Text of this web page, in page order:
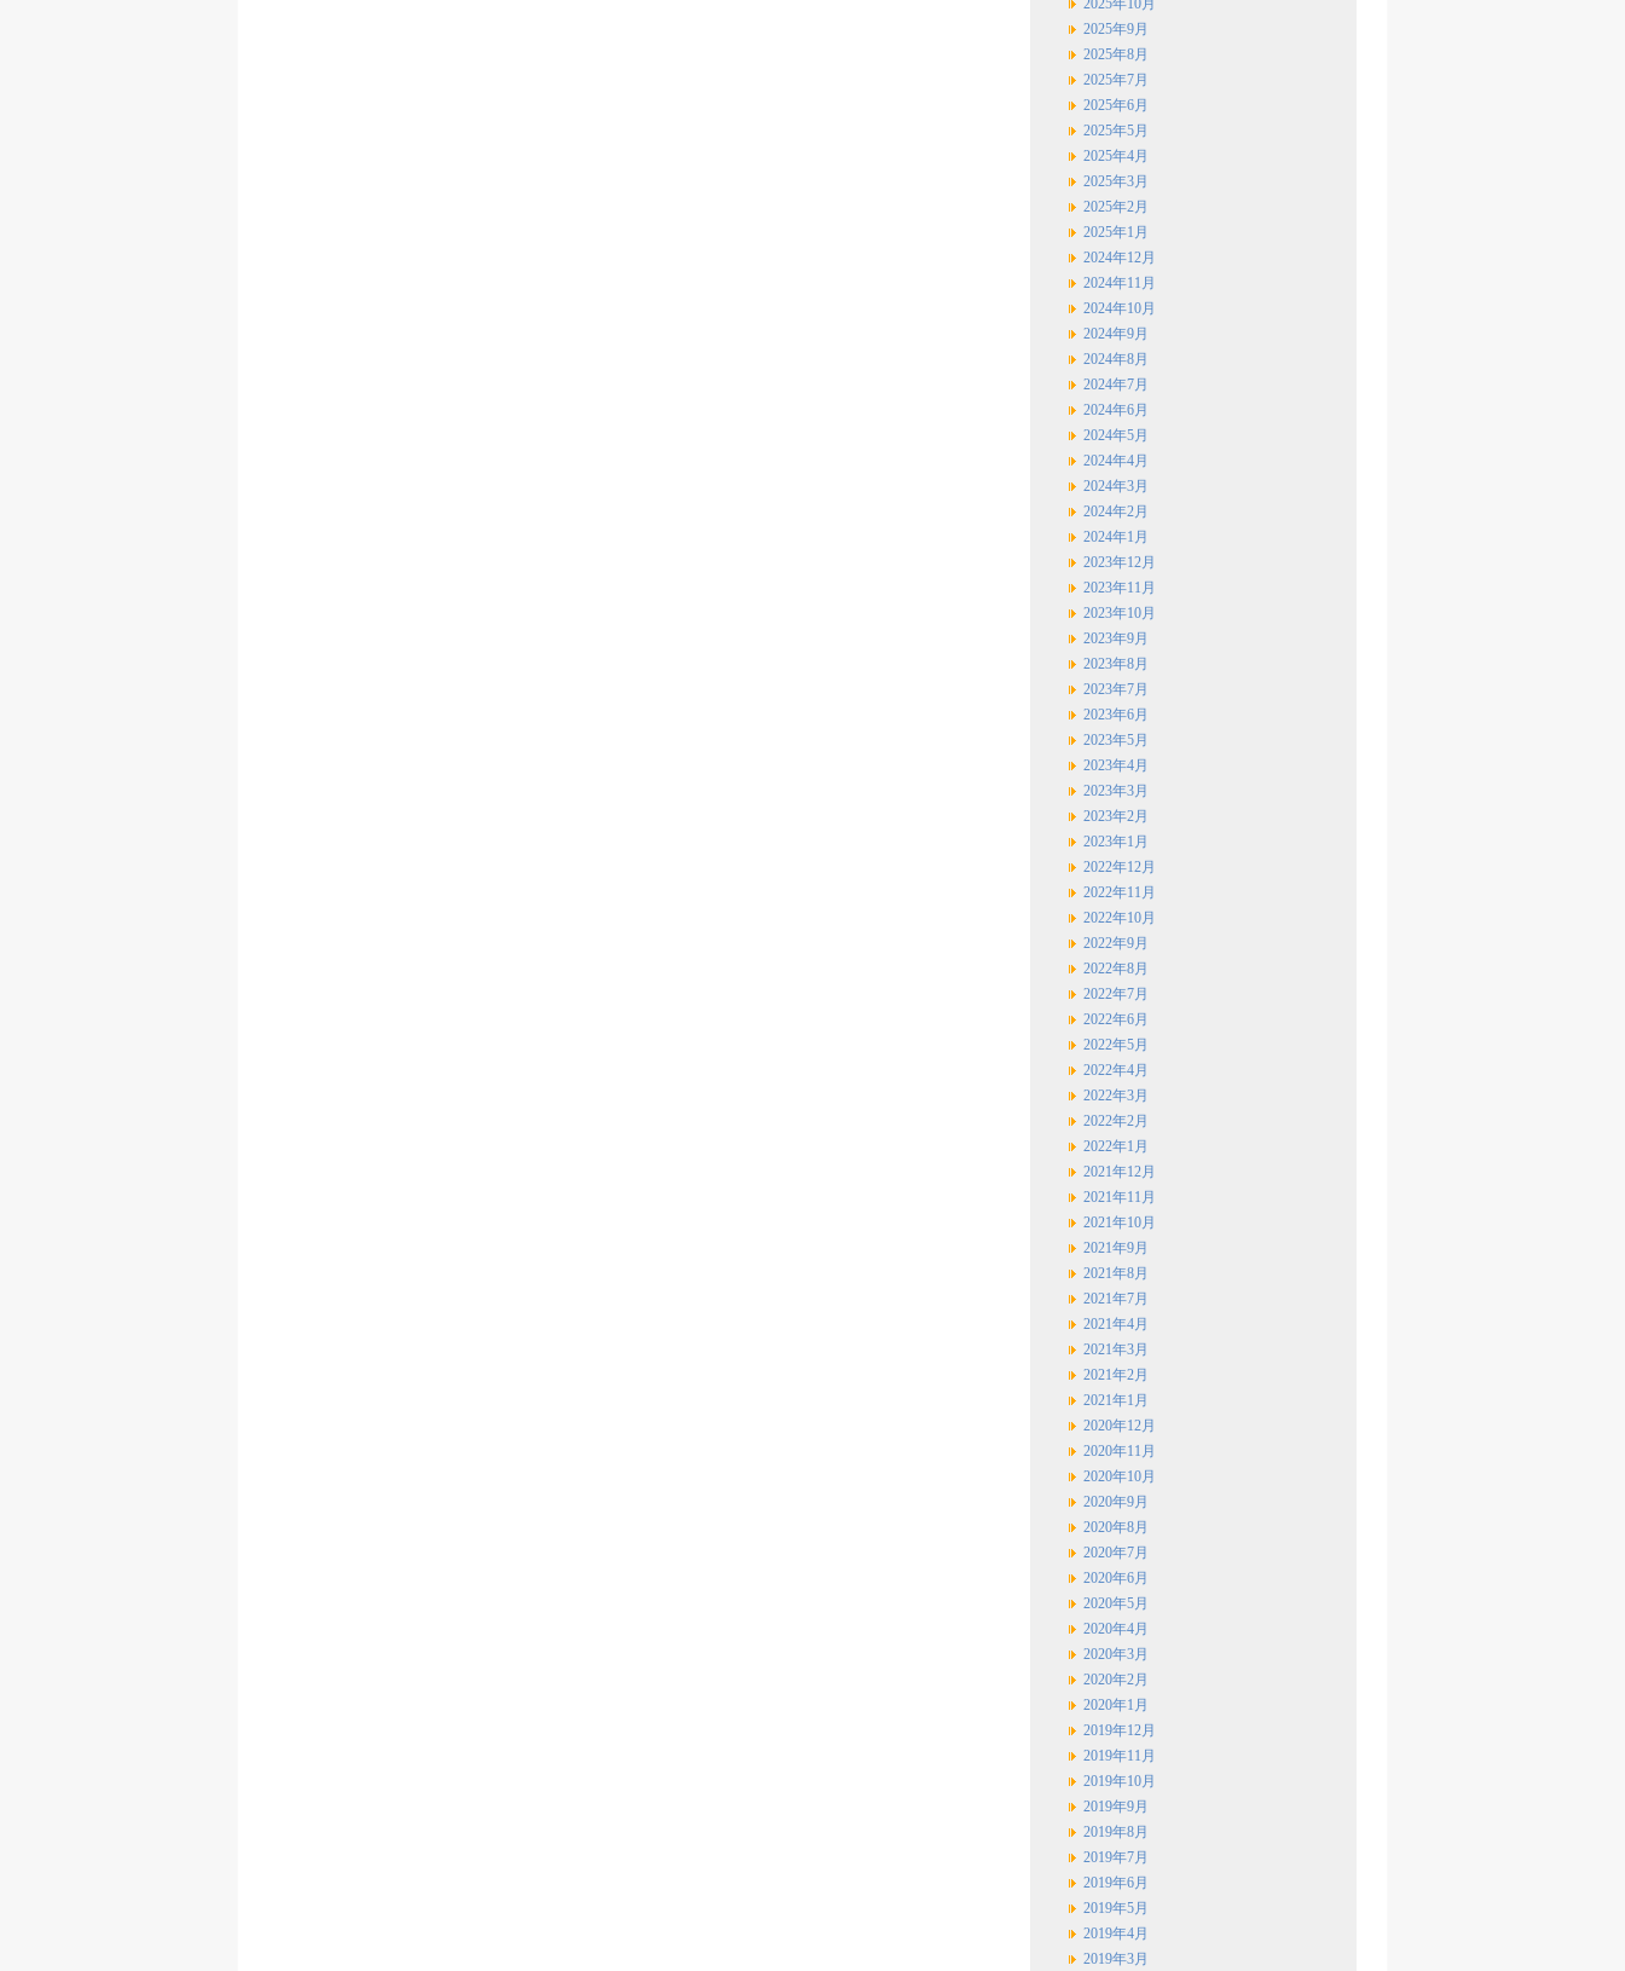
2025年10月
2025年9月
2025年8月
2025年7月
2025年6月
2025年5月
2025年4月
2025年3月
2025年2月
2025年1月
2024年12月
2024年11月
2024年10月
2024年9月
2024年8月
2024年7月
2024年6月
2024年5月
2024年4月
2024年3月
2024年2月
2024年1月
2023年12月
2023年11月
2023年10月
2023年9月
2023年8月
2023年7月
2023年6月
2023年5月
2023年4月
2023年3月
2023年2月
2023年1月
2022年12月
2022年11月
2022年10月
2022年9月
2022年8月
2022年7月
2022年6月
2022年5月
2022年4月
2022年3月
2022年2月
2022年1月
2021年12月
2021年11月
2021年10月
2021年9月
2021年8月
2021年7月
2021年4月
2021年3月
2021年2月
2021年1月
2020年12月
2020年11月
2020年10月
2020年9月
2020年8月
2020年7月
2020年6月
2020年5月
2020年4月
2020年3月
2020年2月
2020年1月
2019年12月
2019年11月
2019年10月
2019年9月
2019年8月
2019年7月
2019年6月
2019年5月
2019年4月
2019年3月